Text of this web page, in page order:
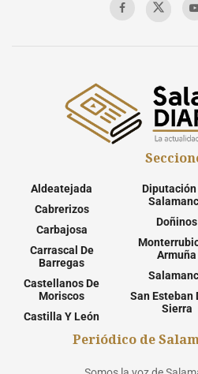
Aldeatejada
Cabrerizos
Carbajosa
Carrascal De
Barregas
Castellanos De
Moriscos
Castilla Y León
Diputación
Doñinos
Armuña
San Esteban
Sierra
Periódico de